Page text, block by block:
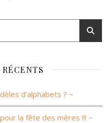
d’alphabets ? ~
la fête des mères !!! ~